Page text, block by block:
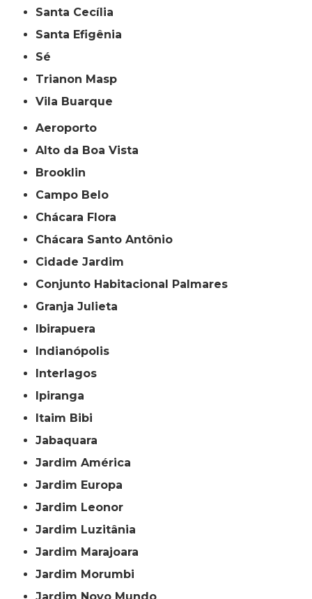
Santa Cecília
Santa Efigênia
Sé
Trianon Masp
Vila Buarque
Aeroporto
Alto da Boa Vista
Brooklin
Campo Belo
Chácara Flora
Chácara Santo Antônio
Cidade Jardim
Conjunto Habitacional Palmares
Granja Julieta
Ibirapuera
Indianópolis
Interlagos
Ipiranga
Itaim Bibi
Jabaquara
Jardim América
Jardim Europa
Jardim Leonor
Jardim Luzitânia
Jardim Marajoara
Jardim Morumbi